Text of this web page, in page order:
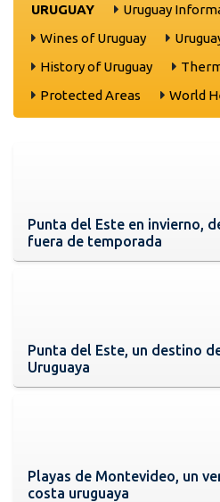
URUGUAY
Uruguay
Wines of Uruguay
History of Uruguay
Protected Areas
World
Punta del Este en invierno,
fuera de temporada
Punta del Este, un destino
Uruguaya
Playas de Montevideo, un
costa uruguaya